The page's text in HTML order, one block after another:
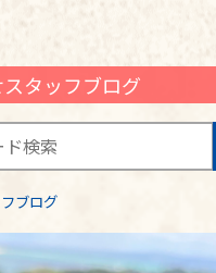
タッフブログ
ブログ